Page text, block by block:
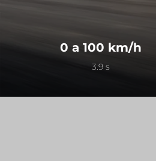
0 a 100 km/h
3.9 s